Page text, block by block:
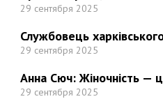
29 сентября 2025
Службовець
29 сентября 2025
Анна Сюч: Жіночність —
29 сентября 2025